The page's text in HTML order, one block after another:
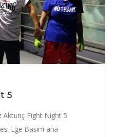
5
Aktunç Fight Night 5
Ege Basım ana